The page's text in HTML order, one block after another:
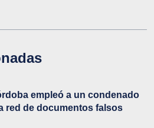
empleó a un condenado
red de documentos falsos